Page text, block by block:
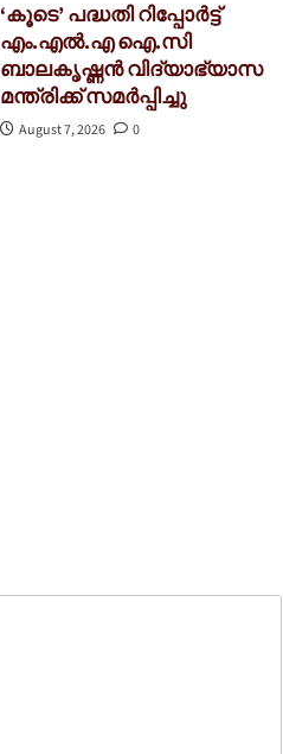
‘കൂടെ’ പദ്ധതി റിപ്പോർട്ട്
എം.എൽ.എ ഐ.സി
ബാലകൃഷ്ണന്‍ വിദ്യാഭ്യാസ
മന്ത്രിക്ക് സമർപ്പിച്ചു
August 7, 2026 0